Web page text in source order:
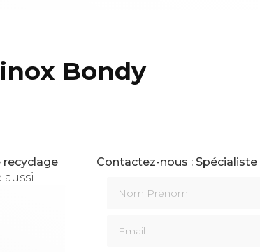
Bondy
recyclage
:
Contactez-nous :